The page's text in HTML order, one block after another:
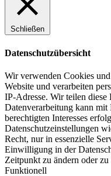
Schließen
Datenschutzübersicht
Wir verwenden Cookies
Website und verarbeiten
IP-Adresse. Wir teilen
Datenverarbeitung kann
berechtigten Interesses
Datenschutzeinstellungen
Recht, nur in essenzielle
Einwilligung in der
Zeitpunkt zu ändern oder
Funktionell